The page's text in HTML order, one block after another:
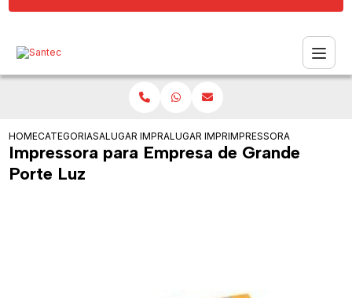
HOMECATEGORIASALUGAR IMPRESSORAALUGAR IMPRESSORAS PARA SERVICOS
IMPRESSORA PARA
Impressora para Empresa de Grande
Porte Luz